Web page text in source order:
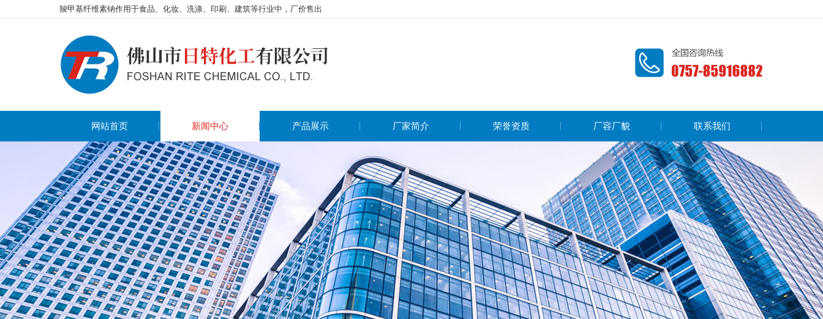
羧甲基纤维素钠作用于食品、化妆、洗涤、印刷、建筑等行业中，厂价售出
网站首页 新闻中心 产品展示 厂家简介 荣誉资质 厂容厂貌 联系我们